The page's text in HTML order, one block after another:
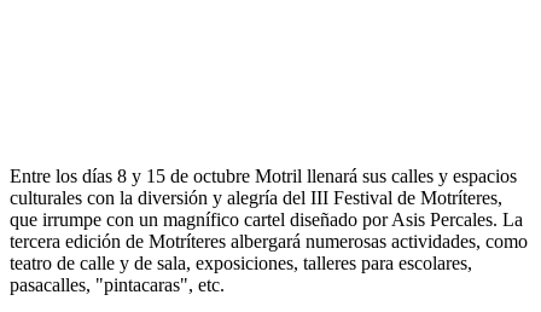
Entre los días 8 y 15 de octubre Motril llenará sus calles y espacios
culturales con la diversión y alegría del III Festival de Motríteres,
que irrumpe con un magnífico cartel diseñado por Asis Percales. La
tercera edición de Motríteres albergará numerosas actividades, como
teatro de calle y de sala, exposiciones, talleres para escolares,
pasacalles, "pintacaras", etc.